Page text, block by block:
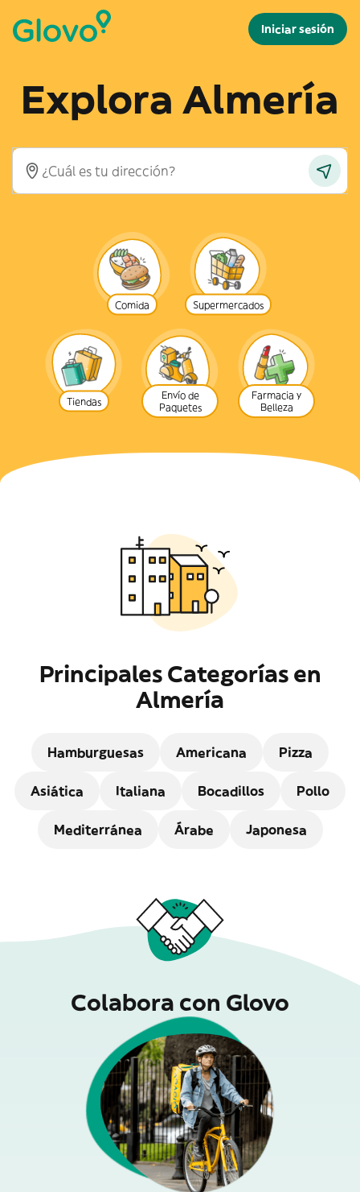
Iniciar sesión
Explora Almería
Comida Supermercados
Tiendas
Envío de
Paquetes
Farmacia y
Belleza
Principales Categorías en
Almería
Hamburguesas Americana Pizza
Asiática Italiana Bocadillos Pollo
Mediterránea Árabe Japonesa
Colabora con Glovo